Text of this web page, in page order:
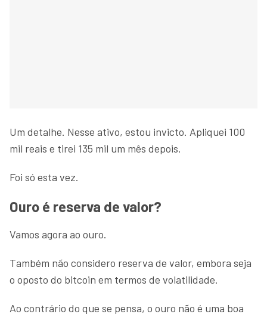
Um detalhe. Nesse ativo, estou invicto. Apliquei 100
mil reais e tirei 135 mil um mês depois.
Foi só esta vez.
Ouro é reserva de valor?
Vamos agora ao ouro.
Também não considero reserva de valor, embora seja
o oposto do bitcoin em termos de volatilidade.
Ao contrário do que se pensa, o ouro não é uma boa